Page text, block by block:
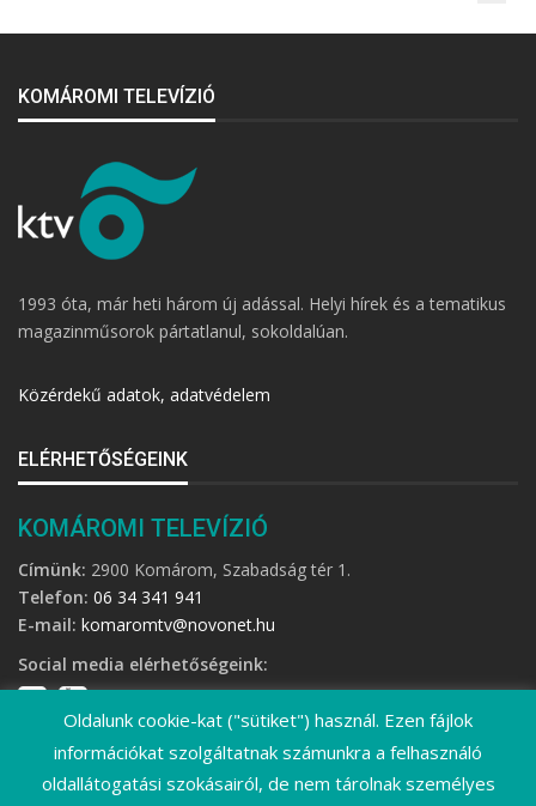
KOMÁROMI TELEVÍZIÓ
1993 óta, már heti három új adással. Helyi hírek és a tematikus
magazinműsorok pártatlanul, sokoldalúan.
Közérdekű adatok, adatvédelem
ELÉRHETŐSÉGEINK
KOMÁROMI TELEVÍZIÓ
Címünk: 2900 Komárom, Szabadság tér 1.
Telefon: 06 34 341 941
E-mail: komaromtv@novonet.hu
Social media elérhetőségeink:
Oldalunk cookie-kat ("sütiket") használ. Ezen fájlok
információkat szolgáltatnak számunkra a felhasználó
oldallátogatási szokásairól, de nem tárolnak személyes